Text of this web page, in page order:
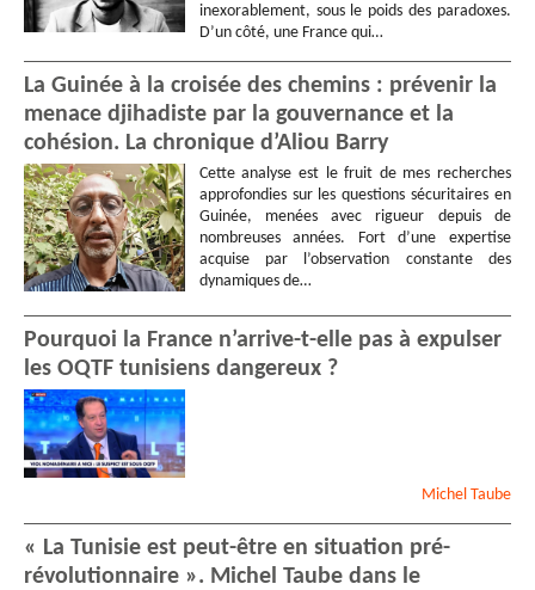
inexorablement, sous le poids des paradoxes.
D’un côté, une France qui…
La Guinée à la croisée des chemins : prévenir la
menace djihadiste par la gouvernance et la
cohésion. La chronique d’Aliou Barry
Cette analyse est le fruit de mes recherches
approfondies sur les questions sécuritaires en
Guinée, menées avec rigueur depuis de
nombreuses années. Fort d’une expertise
acquise par l’observation constante des
dynamiques de…
Pourquoi la France n’arrive-t-elle pas à expulser
les OQTF tunisiens dangereux ?
Michel Taube
« La Tunisie est peut-être en situation pré-
révolutionnaire ». Michel Taube dans le